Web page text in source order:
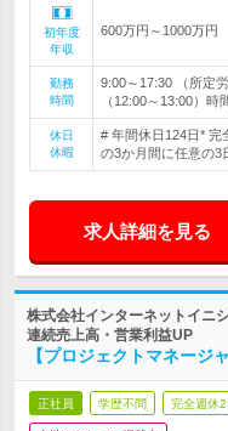
初年度
年収
600万円～1000万円
勤務
時間
9:00～17:30 （所定
（12:00～13:00）時
休日
休暇
# 年間休日124日* 完
の3か月間に任意の3
求人詳細を見る
株式会社インターネットイニ
連続売上高・営業利益UP
【プロジェクトマネージ
正社員 学歴不問 完全週休2